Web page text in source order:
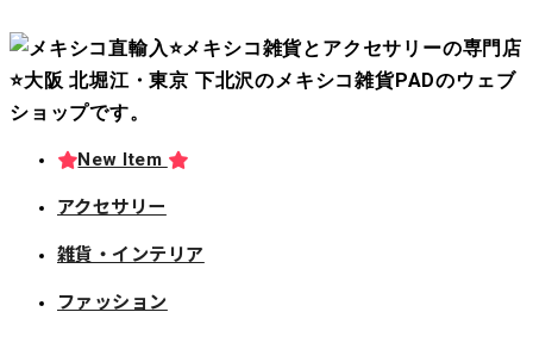
New Item
アクセサリー
雑貨・インテリア
ファッション